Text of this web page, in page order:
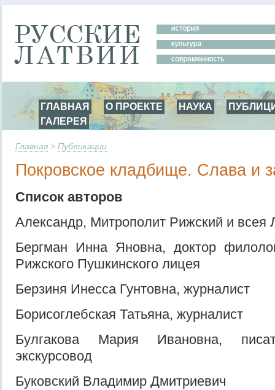
ГЛАВНАЯ О ПРОЕКТЕ НАУКА
ГАЛЕРЕЯ
Главная > Публикации
Покровское кладбище. Слава и
Список авторов
Александр, Митрополит Рижский и всея
Бергман Инна Яновна, доктор
Рижского Пушкинского лицея
Берзиня Инесса Гунтовна, журналист
Борисоглебская Татьяна, журналист
Булгакова Мария Ивановна,
экскурсовод
Буковский Владимир Дмитриевич